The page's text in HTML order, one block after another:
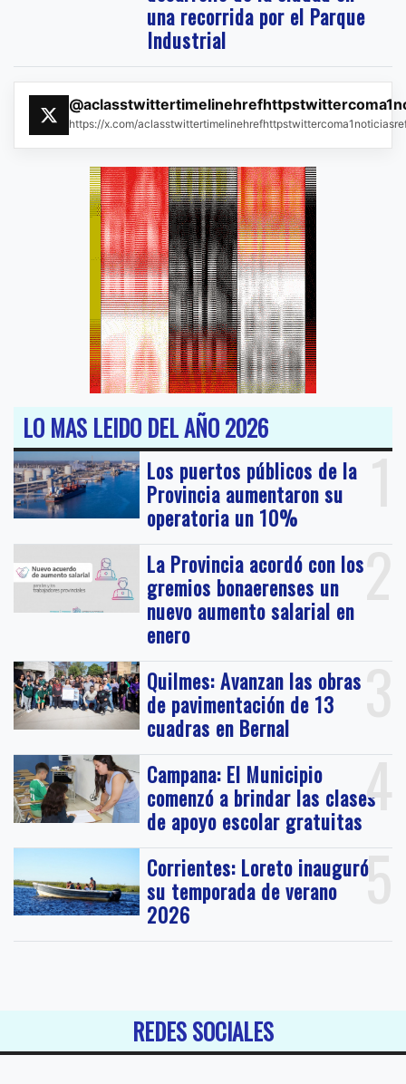
una recorrida por el Parque
Industrial
https://x.com/
LO MAS LEIDO DEL AÑO 2026
1
Los puertos públicos de la
Provincia aumentaron su
operatoria un 10%
2
La Provincia acordó con los
gremios bonaerenses un
nuevo aumento salarial en
enero
3
Quilmes: Avanzan las obras
de pavimentación de 13
cuadras en Bernal
4
Campana: El Municipio
comenzó a brindar las clases
de apoyo escolar gratuitas
5
Corrientes: Loreto inauguró
su temporada de verano
2026
REDES SOCIALES